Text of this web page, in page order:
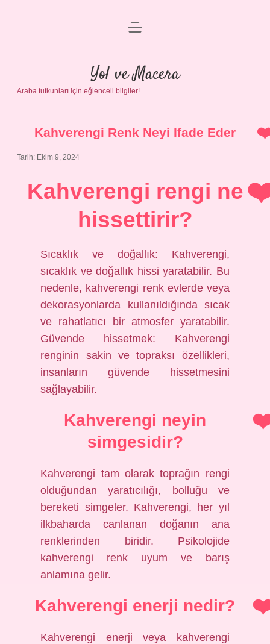
Anasayfa
Gizlilik Politikası
Yasal Uyarı
menüyü
Yol ve Macera
Araba tutkunları için eğlenceli bilgiler!
Kahverengi Renk Neyi Ifade Eder
Tarih: Ekim 9, 2024
Kahverengi rengi ne
hissettirir?
Sıcaklık ve doğallık: Kahverengi,
sıcaklık ve doğallık hissi yaratabilir. Bu
nedenle, kahverengi renk evlerde veya
dekorasyonlarda kullanıldığında sıcak
ve rahatlatıcı bir atmosfer yaratabilir.
Güvende hissetmek: Kahverengi
renginin sakin ve topraksı özellikleri,
insanların güvende hissetmesini
sağlayabilir.
Kahverengi neyin
simgesidir?
Kahverengi tam olarak toprağın rengi
olduğundan yaratıcılığı, bolluğu ve
bereketi simgeler. Kahverengi, her yıl
ilkbaharda canlanan doğanın ana
renklerinden biridir. Psikolojide
kahverengi renk uyum ve barış
anlamına gelir.
Kahverengi enerji nedir?
Kahverengi enerji veya kahverengi